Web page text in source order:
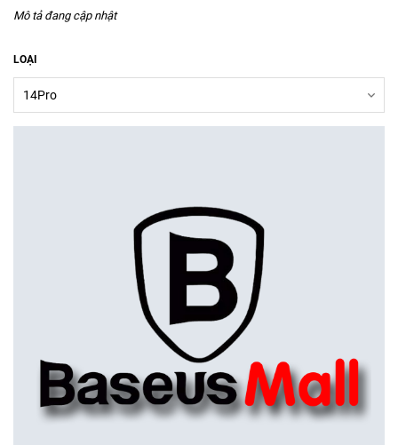
Mô tả đang cập nhật
LOẠI